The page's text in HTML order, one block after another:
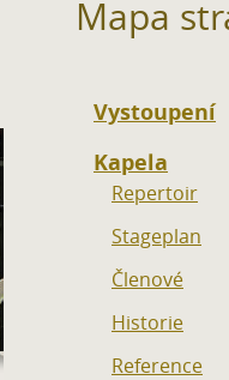
Mapa
Vystoupení
Kapela
Repertoir
Stageplan
Členové
Historie
Reference